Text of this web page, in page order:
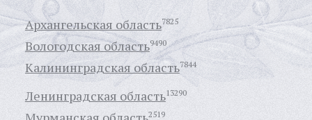
Архангельская область7825
Вологодская область9490
Калининградская область7844
Ленинградская область13290
2519